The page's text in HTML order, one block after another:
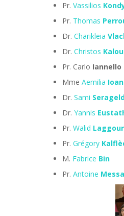
Pr. Vassilios
Pr. Thomas
Dr. Charikleia
Dr. Christos
Pr. Carlo Iannello
Mme Aemilia
Dr. Sami
Dr. Yannis
Pr. Walid
Pr. Grégory
M. Fabrice Bin
Pr. Antoine